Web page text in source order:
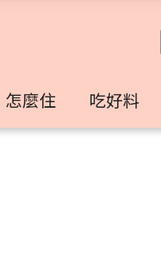
怎麼住 吃好料